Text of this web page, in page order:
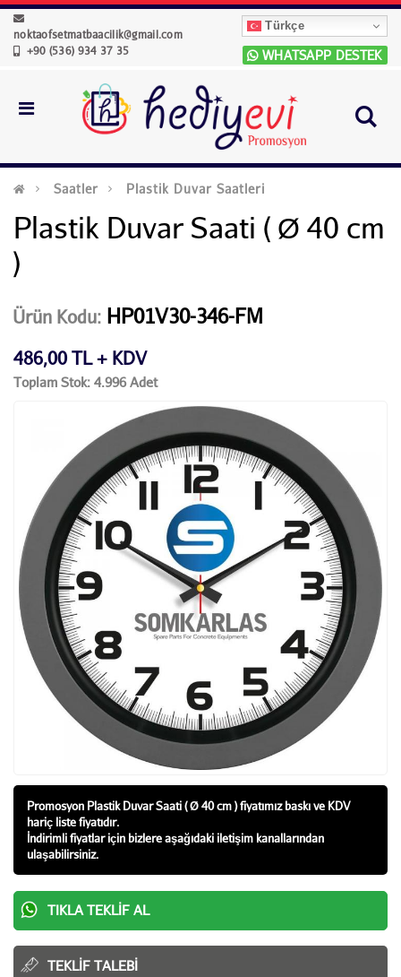
noktaofsetmatbaacilik@gmail.com
+90 (536) 934 37 35
Türkçe
WHATSAPP DESTEK
Saatler Plastik Duvar Saatleri
Plastik Duvar Saati ( Ø 40 cm
)
Ürün Kodu: HP01V30-346-FM
486,00 TL + KDV
Toplam Stok: 4.996 Adet
Promosyon Plastik Duvar Saati ( Ø 40 cm ) fiyatımız baskı ve KDV
hariç liste fiyatıdır.
İndirimli fiyatlar için bizlere aşağıdaki iletişim kanallarından
ulaşabilirsiniz.
TIKLA TEKLIF AL
TEKLIF TALEBI